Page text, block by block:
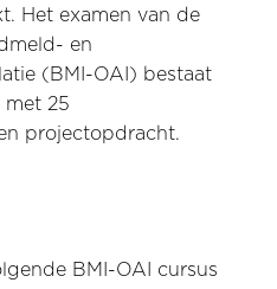
Het examen van de
en
(BMI-OAI) bestaat
met 25
projectopdracht.
BMI-OAI cursus